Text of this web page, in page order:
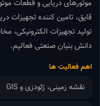
موتورهای دریایی و قطعات
قایق، تامین کننده تجهیزات
تولید تجهیزات الکترونیکی،
دانش بنیان صنعتی فعالیم.
اهم فعالیت ها
نقشه زمینی، ژئودزی و GIS